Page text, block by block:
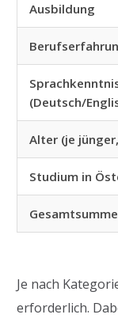
Ausbildung
(Deutsch/
Alter (je
Studium in
Je nach
erforderlich.